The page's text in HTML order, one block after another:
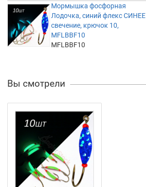
Мормышка фосфорная
Лодочка, синий флекс СИНЕЕ
свечение, крючок 10,
MFLBBF10
MFLBBF10
Вы смотрели